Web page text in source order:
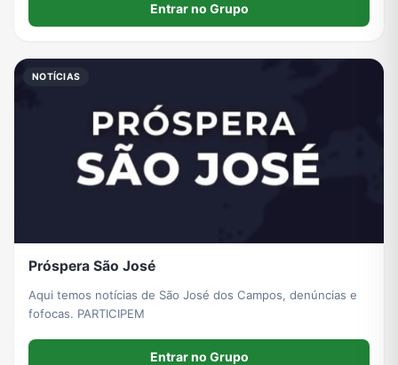
Entrar no Grupo
NOTÍCIAS
Próspera São José
Aqui temos notícias de São José dos Campos, denúncias e
fofocas. PARTICIPEM
Entrar no Grupo